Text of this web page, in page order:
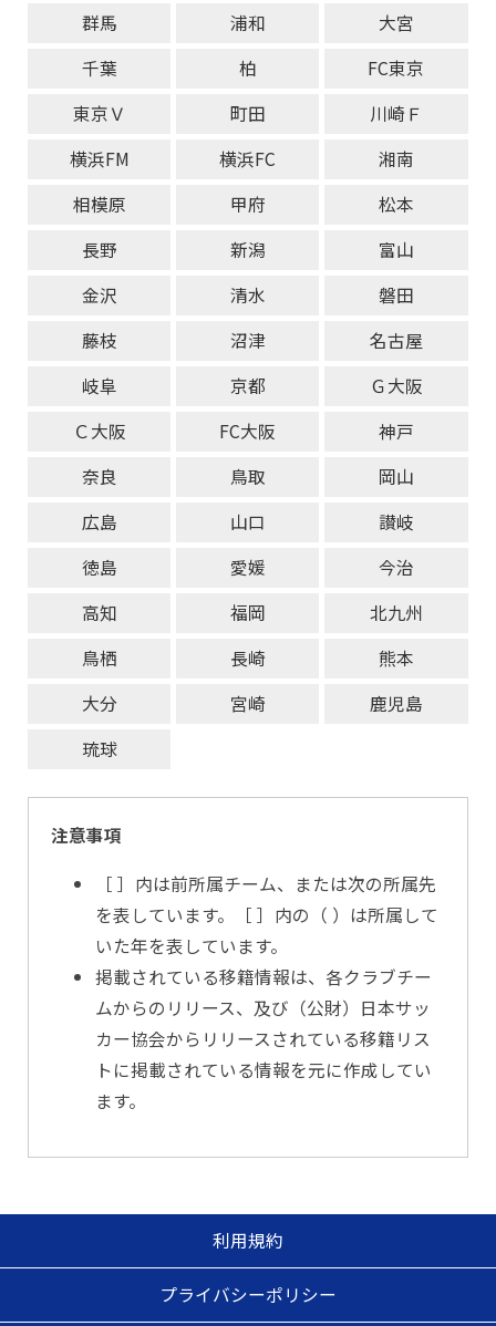
群馬
浦和
大宮
千葉
柏
FC東京
東京Ｖ
町田
川崎Ｆ
横浜FM
横浜FC
湘南
相模原
甲府
松本
長野
新潟
富山
金沢
清水
磐田
藤枝
沼津
名古屋
岐阜
京都
Ｇ大阪
Ｃ大阪
FC大阪
神戸
奈良
鳥取
岡山
広島
山口
讃岐
徳島
愛媛
今治
高知
福岡
北九州
鳥栖
長崎
熊本
大分
宮崎
鹿児島
琉球
注意事項
［ ］内は前所属チーム、または次の所属先
を表しています。［ ］内の（ ）は所属して
いた年を表しています。
掲載されている移籍情報は、各クラブチー
ムからのリリース、及び（公財）日本サッ
カー協会からリリースされている移籍リス
トに掲載されている情報を元に作成してい
ます。
利用規約
プライバシーポリシー